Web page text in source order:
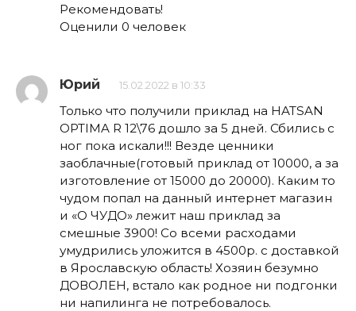
Рекомендовать!
Оценили 0 человек
Юрий 15.02.2022 в 10:33
Только что получили приклад на HATSAN
OPTIMA R 12\76 дошло за 5 дней. Сбились с
ног пока искали!!! Везде ценники
заоблачные(готовый приклад от 10000, а за
изготовление от 15000 до 20000). Каким то
чудом попал на данный интернет магазин
и «О ЧУДО» лежит наш приклад за
смешные 3900! Со всеми расходами
умудрились уложится в 4500р. с доставкой
в Ярославскую область! Хозяин безумно
ДОВОЛЕН, встало как родное ни подгонки
ни напилинга не потребовалось.